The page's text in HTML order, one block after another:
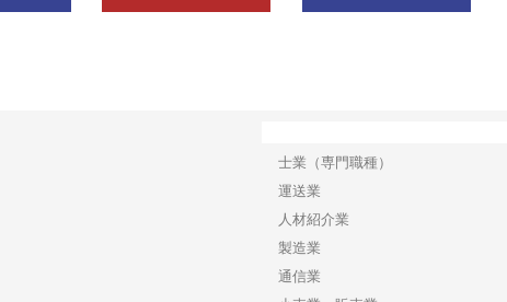
士業（専門職種）
運送業
人材紹介業
製造業
通信業